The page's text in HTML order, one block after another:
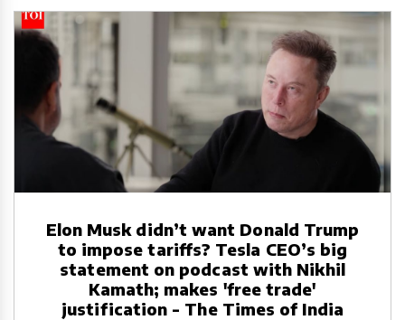
Elon Musk didn’t want Donald Trump
to impose tariffs? Tesla CEO’s big
statement on podcast with Nikhil
Kamath; makes 'free trade'
justification - The Times of India